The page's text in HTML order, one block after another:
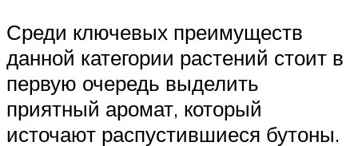
Среди ключевых преимуществ
данной категории растений стоит в
первую очередь выделить
приятный аромат, который
источают распустившиеся бутоны.